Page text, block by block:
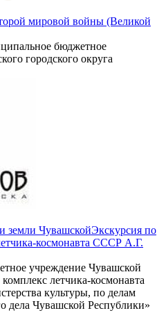
мировой войны (Великой
бюджетное
городского округа
земли ЧувашскойЭкскурсия по
космонавта СССР А.Г.
учреждение Чувашской
летчика-космонавта
культуры, по делам
дела Чувашской Республики»